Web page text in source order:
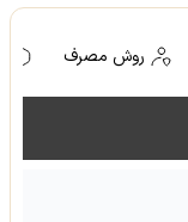
روش مصرف